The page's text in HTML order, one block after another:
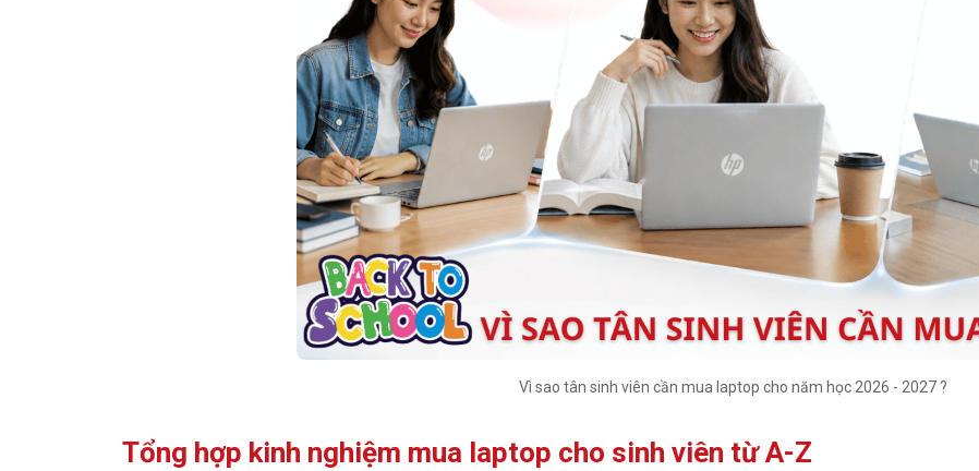
Vì sao tân sinh viên cần mua laptop cho năm học 2026 - 2027 ?
Tổng hợp kinh nghiệm mua laptop cho sinh viên từ A-Z